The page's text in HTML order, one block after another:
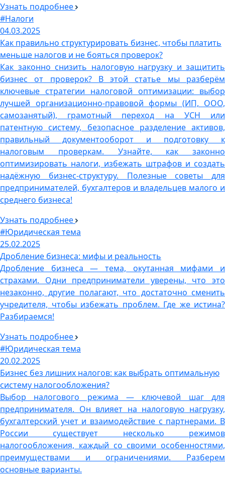
Узнать подробнее
#Налоги
04.03.2025
Как правильно структурировать бизнес, чтобы платить
меньше налогов и не бояться проверок?
Как законно снизить налоговую нагрузку и защитить
бизнес от проверок? В этой статье мы разберём
ключевые стратегии налоговой оптимизации: выбор
лучшей организационно-правовой формы (ИП, ООО,
самозанятый), грамотный переход на УСН или
патентную систему, безопасное разделение активов,
правильный документооборот и подготовку к
налоговым проверкам. Узнайте, как законно
оптимизировать налоги, избежать штрафов и создать
надёжную бизнес-структуру. Полезные советы для
предпринимателей, бухгалтеров и владельцев малого и
среднего бизнеса!
Узнать подробнее
#Юридическая тема
25.02.2025
Дробление бизнеса: мифы и реальность
Дробление бизнеса — тема, окутанная мифами и
страхами. Одни предприниматели уверены, что это
незаконно, другие полагают, что достаточно сменить
учредителя, чтобы избежать проблем. Где же истина?
Разбираемся!
Узнать подробнее
#Юридическая тема
20.02.2025
Бизнес без лишних налогов: как выбрать оптимальную
систему налогообложения?
Выбор налогового режима — ключевой шаг для
предпринимателя. Он влияет на налоговую нагрузку,
бухгалтерский учет и взаимодействие с партнерами. В
России существует несколько режимов
налогообложения, каждый со своими особенностями,
преимуществами и ограничениями. Разберем
основные варианты.